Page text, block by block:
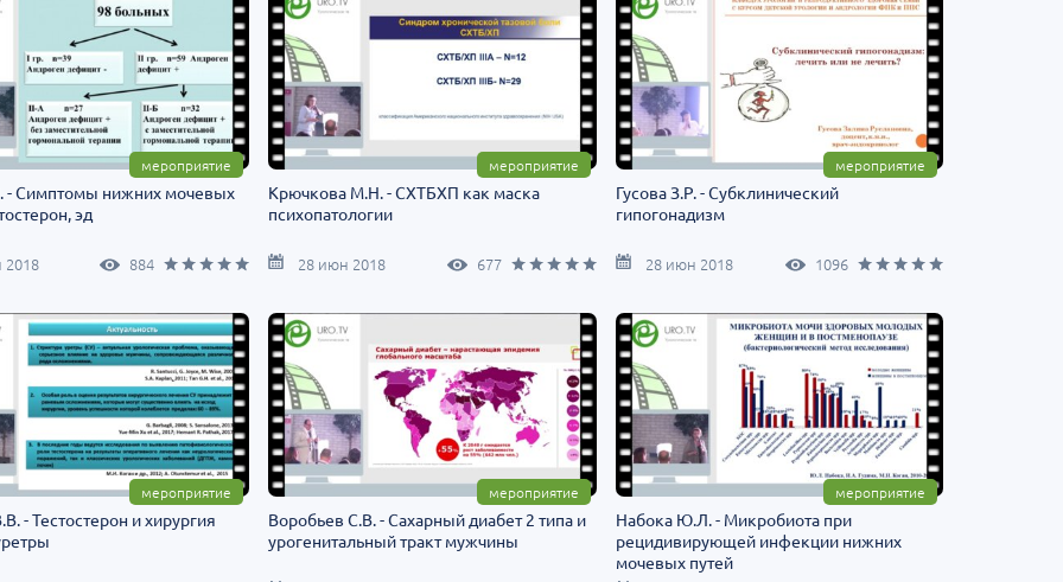
мероприятие
- Симптомы нижних мочевых
эд
2018 884
мероприятие
Крючкова М.Н. - СХТБХП как маска
психопатологии
28 июн 2018 677
мероприятие
Гусова З.Р. - Субклинический
гипогонадизм
28 июн 2018 1096
мероприятие
- Тестостерон и хирургия
мероприятие
Воробьев С.В. - Сахарный диабет 2 типа и
урогенитальный тракт мужчины
мероприятие
Набока Ю.Л. - Микробиота при
рецидивирующей инфекции нижних
мочевых путей